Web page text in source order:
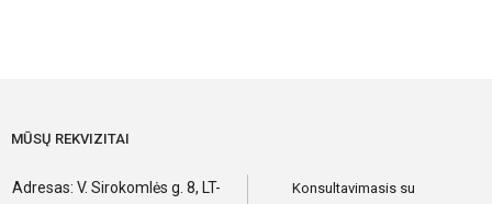
MŪSŲ REKVIZITAI
Adresas: V. Sirokomlės g. 8, LT-
Konsultavimasis su